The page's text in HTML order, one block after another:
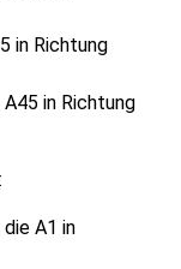
in Richtung
in Richtung
A1 in